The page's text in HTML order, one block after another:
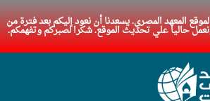
المعهد المصري. يسعدنا أن نعود إليكم بعد فترة من
حاليا علي تحديث الموقع. شكرا لصبركم وتفهمكم.